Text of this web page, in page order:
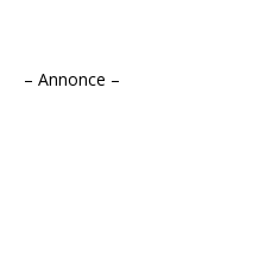
– Annonce –